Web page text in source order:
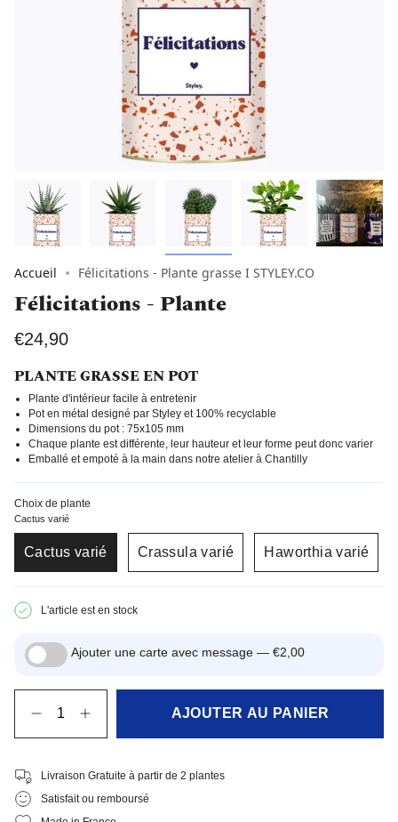
Accueil Félicitations - Plante grasse I STYLEY.CO
Félicitations - Plante
€24,90
PLANTE GRASSE EN POT
Plante d'intérieur facile à entretenir
Pot en métal designé par Styley et 100% recyclable
Dimensions du pot : 75x105 mm
Chaque plante est différente, leur hauteur et leur forme peut donc varier
Emballé et empoté à la main dans notre atelier à Chantilly
Choix de plante
Cactus varié
Cactus varié Crassula varié Haworthia varié
L'article est en stock
Ajouter une carte avec message — €2,00
AJOUTER AU PANIER
Livraison Gratuite à partir de 2 plantes
Satisfait ou remboursé